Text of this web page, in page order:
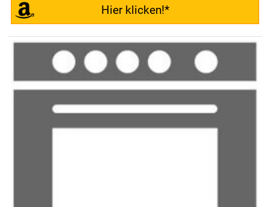
Hier klicken!*